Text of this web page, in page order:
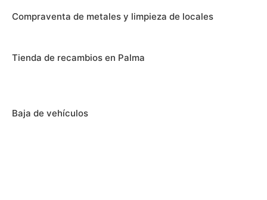
Compraventa de metales y limpieza de locales
Tienda de recambios en Palma
Baja de vehículos